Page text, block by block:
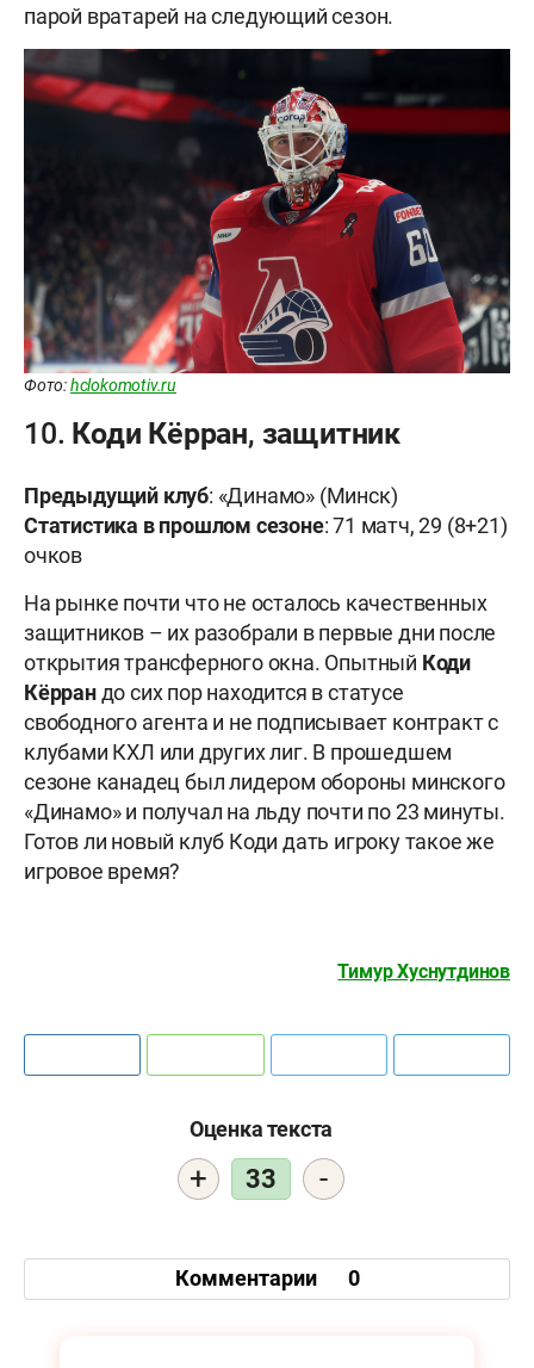
парой вратарей на следующий сезон.
Фото:hclokomotiv.ru
10. Коди Кёрран, защитник
Предыдущий клуб: «Динамо» (Минск)
Статистика в прошлом сезоне: 71 матч, 29 (8+21)
очков
На рынке почти что не осталось качественных
защитников – их разобрали в первые дни после
открытия трансферного окна. Опытный Коди
Кёррандо сих пор находится в статусе
свободного агента и не подписывает контракт с
клубами КХЛ или других лиг. В прошедшем
сезоне канадец был лидером обороны минского
«Динамо» и получал на льду почти по 23 минуты.
Готов ли новый клуб Коди дать игроку такое же
игровое время?
Тимур Хуснутдинов
Оценка текста
+ 33 -
Комментарии 0